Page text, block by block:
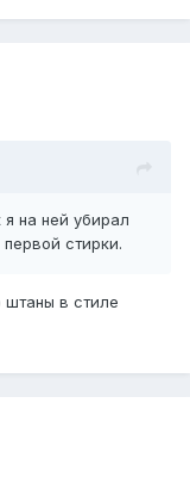
на ней убирал
стирки.
в стиле